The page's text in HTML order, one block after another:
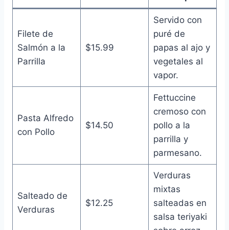
Filete de
Salmón a la
Parrilla
$15.99
Servido con
puré de
papas al ajo y
vegetales al
vapor.
Pasta Alfredo
con Pollo
$14.50
Fettuccine
cremoso con
pollo a la
parrilla y
parmesano.
Salteado de
Verduras
$12.25
Verduras
mixtas
salteadas en
salsa teriyaki